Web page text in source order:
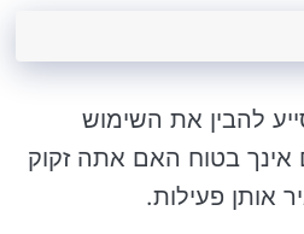
להבין את השימוש
אינך בטוח האם אתה זקוק
אותן פעילות.